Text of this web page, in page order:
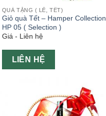
QUÀ TẶNG ( LỄ, TẾT)
Giỏ quà Tết – Hamper Collection
HP 05 ( Selection )
Giá - Liên hệ
LIÊN HỆ